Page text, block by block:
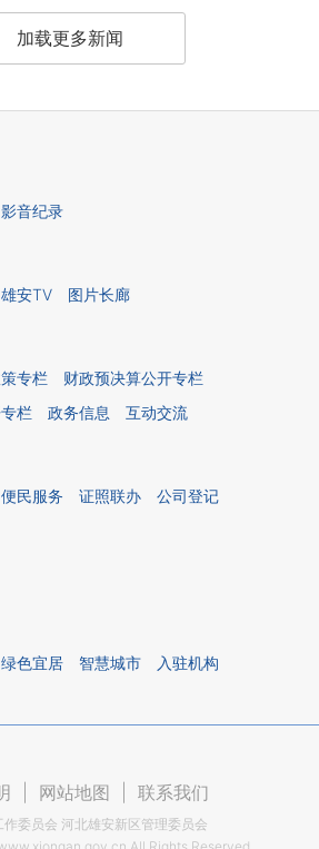
加载更多新闻
影音纪录
雄安TV 图片长廊
专栏
财政预决算公开专栏
栏
政务信息 互动交流
便民服务 证照联办
公司登记
绿色宜居 智慧城市 入驻机构
网站地图 联系我们
委员会 河北雄安新区管理委员会